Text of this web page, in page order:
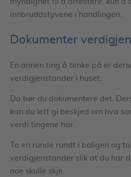
innbruddstyvene i handlingen.
Dokumenter
En annen ting å tenke på er
verdigjenstander i huset.
Da bør du dokumentere det.
kan du lett gi beskjed om hva
verdi tingene har.
Ta en runde rundt i boligen og
verdigjenstander slik at du har
noe skulle skje.